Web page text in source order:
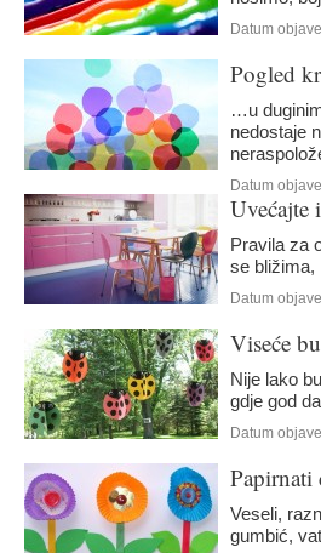
Datum
Pogled
…u
nedostaje
Datum
Uvećajte
Pravila za
se bližima,
Datum
Viseće
Nije lako
gdje god
Datum
Papirnati
Veseli,
gumbić,